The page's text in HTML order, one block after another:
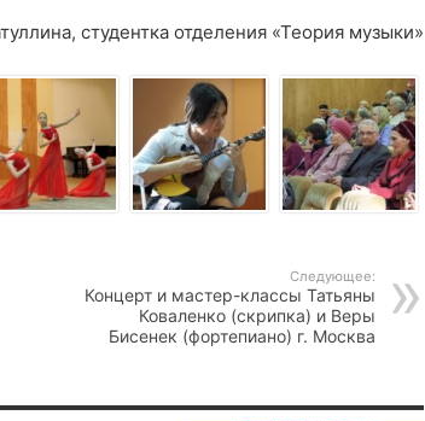
студентка отделения «Теория музыки»
Следующее:
Концерт и мастер-классы Татьяны
Коваленко (скрипка) и Веры
Бисенек (фортепиано) г. Москва